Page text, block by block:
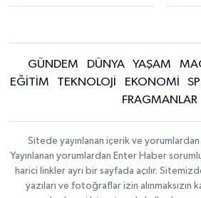
GÜNDEM DÜNYA YAŞAM
EĞİTİM
TEKNOLOJİ EKONOMİ
FRAGMANLAR
Sitede yayınlanan içerik ve yorumlardan
Yayınlanan yorumlardan Enter Haber
harici linkler ayrı bir sayfada açılır.
yazıları ve fotoğraflar izin alınmaksızın